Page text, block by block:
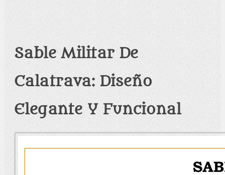
Sable Militar De
Calatrava: Diseño
Elegante Y Funcional